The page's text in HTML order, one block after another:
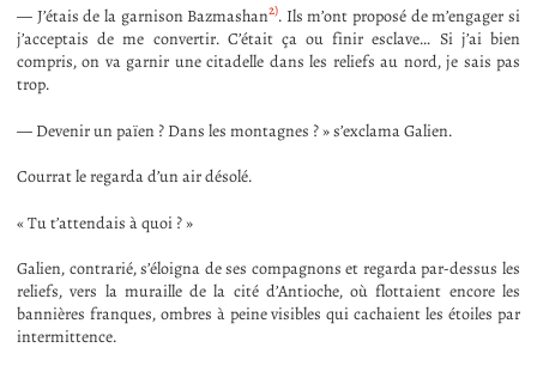
— J’étais de la garnison Bazmashan2). Ils m’ont proposé de m’engager si
j’acceptais de me convertir. C’était ça ou finir esclave… Si j’ai bien
compris, on va garnir une citadelle dans les reliefs au nord, je sais pas
trop.
— Devenir un païen ? Dans les montagnes ? » s’exclama Galien.
Courrat le regarda d’un air désolé.
« Tu t’attendais à quoi ? »
Galien, contrarié, s’éloigna de ses compagnons et regarda par-dessus les
reliefs, vers la muraille de la cité d’Antioche, où flottaient encore les
bannières franques, ombres à peine visibles qui cachaient les étoiles par
intermittence.